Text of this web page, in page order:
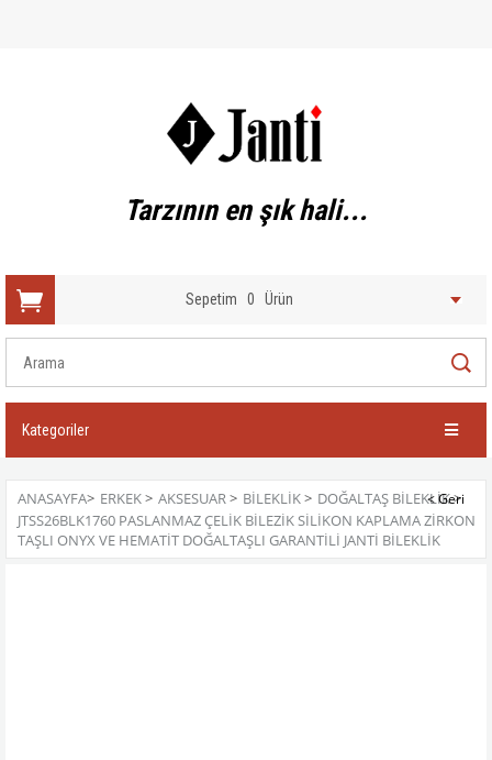
Tarzının en şık hali...
Sepetim 0 Ürün
Kategoriler
ANASAYFA> ERKEK> AKSESUAR> BILEKLIK> DOĞALTAŞ BILEKLIK>
JTSS26BLK1760 PASLANMAZ ÇELİK BİLEZİK SİLİKON KAPLAMA ZİRKON
TAŞLI ONYX VE HEMATİT DOĞALTAŞLI GARANTİLİ JANTİ BİLEKLİK